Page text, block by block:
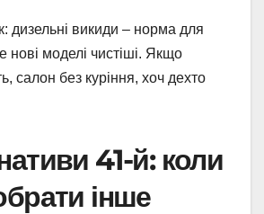
дизельні викиди – норма для
нові моделі чистіші. Якщо
салон без куріння, хоч дехто
41-й: коли
інше